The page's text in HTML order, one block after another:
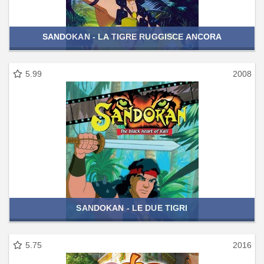
SANDOKAN - LA TIGRE RUGGISCE ANCORA
5.99 2008
SANDOKAN - LE DUE TIGRI
5.75 2016